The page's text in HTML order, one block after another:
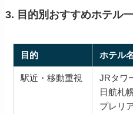
3. 目的別おすすめホテル
目的 ホテル
駅近・移動重視
JRタワ
日航札
プレリ